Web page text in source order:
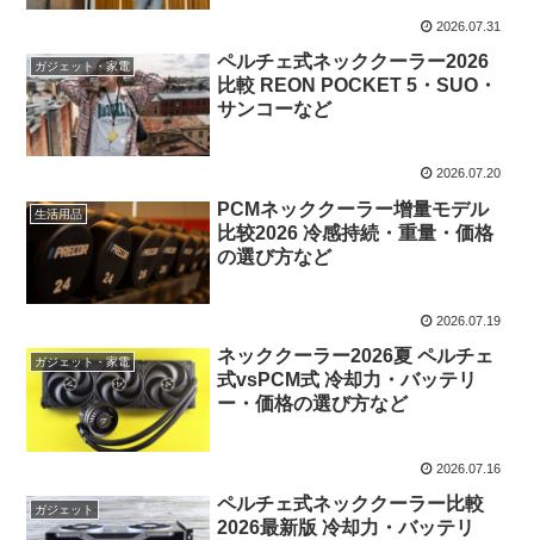
2026.07.31
ガジェット・家電
ペルチェ式ネッククーラー2026
比較 REON POCKET 5・SUO・
サンコーなど
2026.07.20
生活用品
PCMネッククーラー增量モデル
比较2026 冷感持続・重量・価格
の選び方など
2026.07.19
ガジェット・家電
ネッククーラー2026夏 ペルチェ
式vsPCM式 冷却力・バッテリ
ー・価格の選び方など
2026.07.16
ガジェット
ペルチェ式ネッククーラー比較
2026最新版 冷却力・バッテリ